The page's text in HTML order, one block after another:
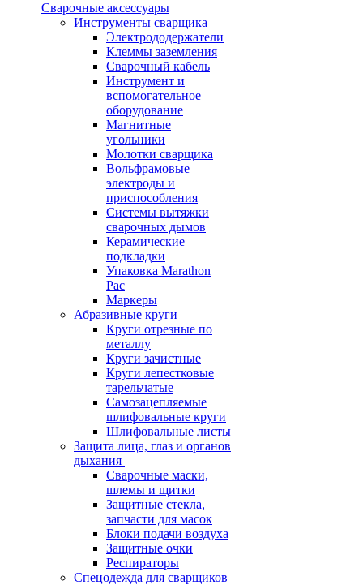
Сварочные аксессуары
Инструменты сварщика
Электрододержатели
Клеммы заземления
Сварочный кабель
Инструмент и
вспомогательное
оборудование
Магнитные
угольники
Молотки сварщика
Вольфрамовые
электроды и
приспособления
Системы вытяжки
сварочных дымов
Керамические
подкладки
Упаковка Marathon
Pac
Маркеры
Абразивные круги
Круги отрезные по
металлу
Круги зачистные
Круги лепестковые
тарельчатые
Самозацепляемые
шлифовальные круги
Шлифовальные листы
Защита лица, глаз и органов
дыхания
Сварочные маски,
шлемы и щитки
Защитные стекла,
запчасти для масок
Блоки подачи воздуха
Защитные очки
Респираторы
Спецодежда для сварщиков